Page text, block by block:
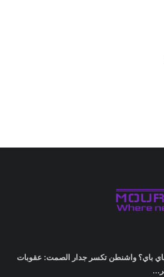
باي؟ واشنطن تكسر جدار الصمت: عقوبات